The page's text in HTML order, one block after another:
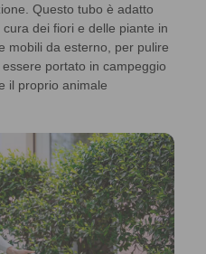
Questo tubo è adatto
dei fiori e delle piante in
mobili da esterno, per pulire
portato in campeggio
il proprio animale